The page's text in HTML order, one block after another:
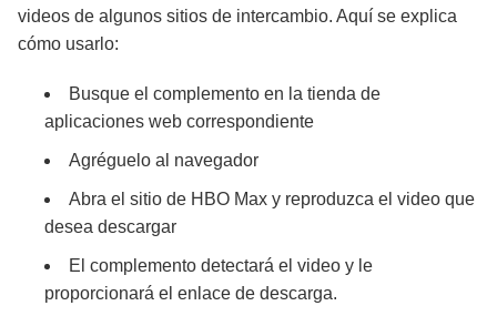
videos de algunos sitios de intercambio. Aquí se explica
cómo usarlo:
Busque el complemento en la tienda de
aplicaciones web correspondiente
Agréguelo al navegador
Abra el sitio de HBO Max y reproduzca el video que
desea descargar
El complemento detectará el video y le
proporcionará el enlace de descarga.